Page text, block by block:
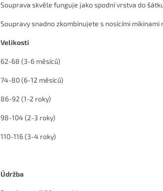
Souprava skvěle funguje jako spodní vrstva do
Soupravy snadno zkombinujete s nosícími mikinami
Velikosti
62-68 (3-6 měsíců)
74-80 (6-12 měsíců)
86-92 (1-2 roky)
98-104 (2-3 roky)
110-116 (3-4 roky)
Údržba